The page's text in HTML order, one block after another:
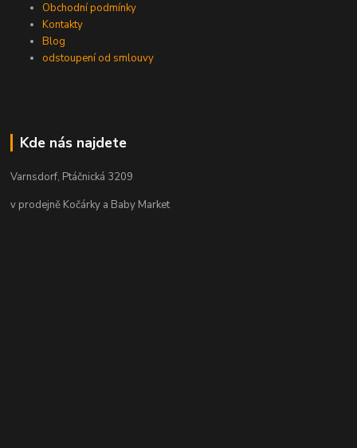
Obchodní podmínky
Kontakty
Blog
odstoupení od smlouvy
Kde nás najdete
Varnsdorf, Ptáčnická 3209
v prodejně Kočárky a Baby Market